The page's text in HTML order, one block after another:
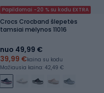
Papildomai -20 % su kodu EXTRA
Crocs Crocband šlepetės
tamsiai mėlynos 11016
nuo 49,99 €
39,99 €kaina su kodu
Mažiausia kaina: 42,49 €